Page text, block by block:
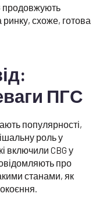
продовжують
схоже, готова
ПГС
популярності,
роль у
включили CBG у
про
станами, як